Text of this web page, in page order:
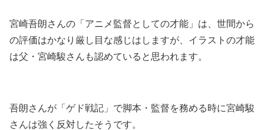
宮崎吾朗さんの「アニメ監督としての才能」は、世間から
の評価はかなり厳し目な感じはしますが、イラストの才能
は父・宮崎駿さんも認めていると思われます。
吾朗さんが「ゲド戦記」で脚本・監督を務める時に宮崎駿
さんは強く反対したそうです。